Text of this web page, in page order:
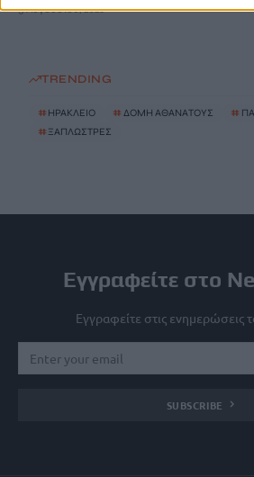
5 Αυγούστου, 2026
TRENDING
# ΗΡΑΚΛΕΙΟ # ΔΟΜΗ ΑΘΑΝΑΤΟΥΣ #
# ΞΑΠΛΩΣΤΡΕΣ
Εγγραφείτε στο
Εγγραφείτε στις ενημερώσεις
SUBSCRIBE